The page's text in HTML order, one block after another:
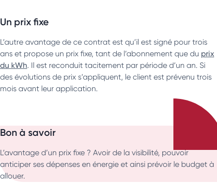
Un prix fixe
L’autre avantage de ce contrat est qu’il est signé pour trois
ans et propose un prix fixe, tant de l’abonnement que du prix
du kWh. Il est reconduit tacitement par période d’un an. Si
des évolutions de prix s’appliquent, le client est prévenu trois
mois avant leur application.
Bon à savoir
L’avantage d’un prix fixe ? Avoir de la visibilité, pouvoir
anticiper ses dépenses en énergie et ainsi prévoir le budget à
allouer.